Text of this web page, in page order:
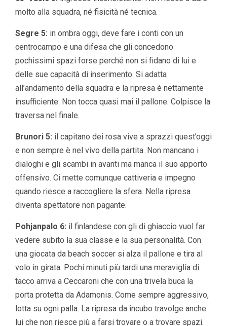
molto alla squadra, né fisicità né tecnica.
Segre 5: in ombra oggi, deve fare i conti con un
centrocampo e una difesa che gli concedono
pochissimi spazi forse perché non si fidano di lui e
delle sue capacità di inserimento. Si adatta
all’andamento della squadra e la ripresa è nettamente
insufficiente. Non tocca quasi mai il pallone. Colpisce la
traversa nel finale.
Brunori 5: il capitano dei rosa vive a sprazzi quest’oggi
e non sempre è nel vivo della partita. Non mancano i
dialoghi e gli scambi in avanti ma manca il suo apporto
offensivo. Ci mette comunque cattiveria e impegno
quando riesce a raccogliere la sfera. Nella ripresa
diventa spettatore non pagante.
Pohjanpalo 6: il finlandese con gli di ghiaccio vuol far
vedere subito la sua classe e la sua personalità. Con
una giocata da beach soccer si alza il pallone e tira al
volo in girata. Pochi minuti più tardi una meraviglia di
tacco arriva a Ceccaroni che con una trivela buca la
porta protetta da Adamonis. Come sempre aggressivo,
lotta su ogni palla. La ripresa da incubo travolge anche
lui che non riesce più a farsi trovare o a trovare spazi.